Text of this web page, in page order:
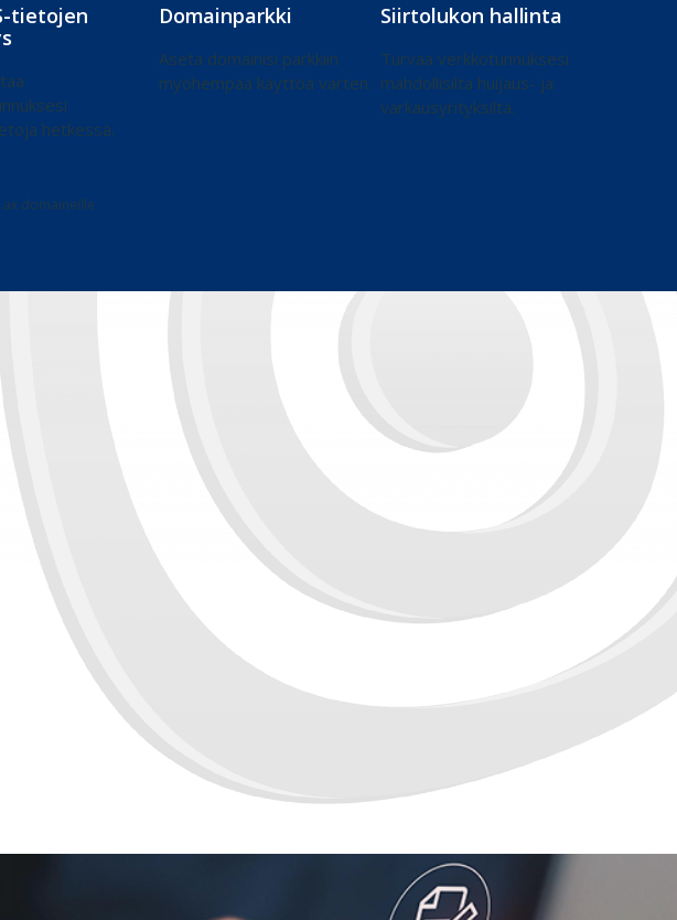
tietojen
hetkessä.
Domainparkki
Aseta domainisi parkkiin
myöhempää käyttöä varten.
Siirtolukon hallinta
Turvaa verkkotunnuksesi
mahdollisilta huijaus- ja
varkausyrityksiltä.
domaineille